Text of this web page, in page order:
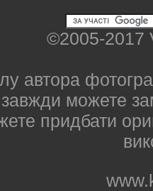
©2005-2017
автора
можете
придбати